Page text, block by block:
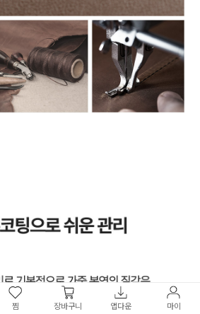
찜 장바구니 앱다운 마이